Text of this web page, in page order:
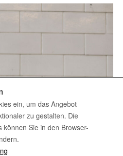
ein, um das Angebot
zu gestalten. Die
können Sie in den Browser-